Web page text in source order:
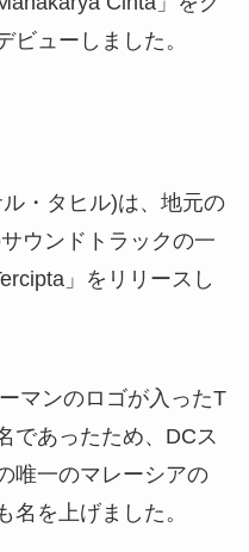
ビューしました。
・タヒル)は、地元の
ウンドトラックの一
」をリリースし
マンのロゴが入ったT
であったため、DCス
唯一のマレーシアの
名を上げました。